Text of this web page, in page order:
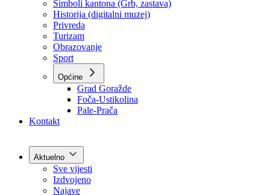
O kantonu
O kantonu
Simboli kantona (Grb, zastava)
Historija (digitalni muzej)
Privreda
Turizam
Obrazovanje
Sport
Općine
Kontakt
Aktuelno